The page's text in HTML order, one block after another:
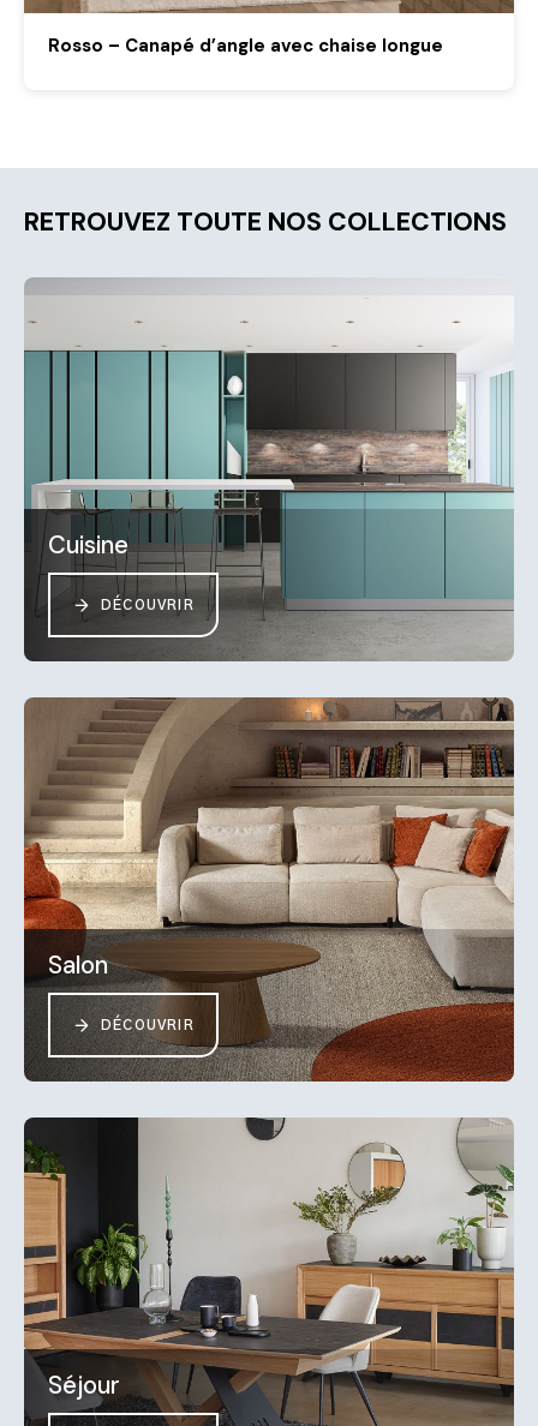
Rosso – Canapé d’angle avec chaise longue
RETROUVEZ TOUTE NOS COLLECTIONS
Cuisine
DÉCOUVRIR
Salon
DÉCOUVRIR
Séjour